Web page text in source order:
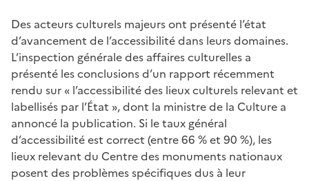
Des acteurs culturels majeurs ont présenté l’état
d’avancement de l’accessibilité dans leurs domaines.
L’inspection générale des affaires culturelles a
présenté les conclusions d’un rapport récemment
rendu sur « l’accessibilité des lieux culturels relevant et
labellisés par l’État », dont la ministre de la Culture a
annoncé la publication. Si le taux général
d’accessibilité est correct (entre 66 % et 90 %), les
lieux relevant du Centre des monuments nationaux
posent des problèmes spécifiques dus à leur